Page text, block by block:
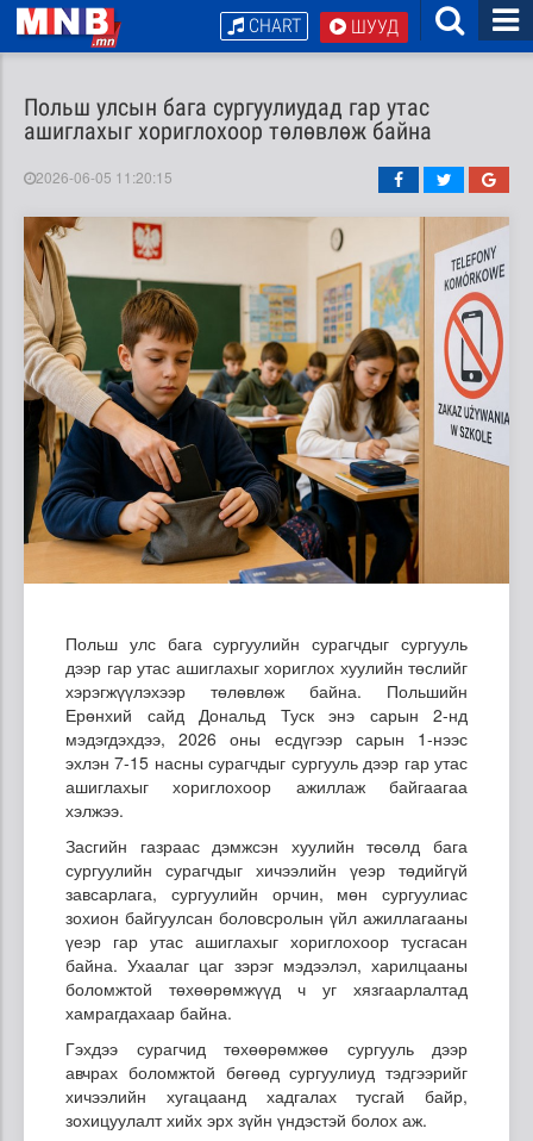
ШУУД
CHART
Польш улсын бага сургуулиудад гар утас
ашиглахыг хориглохоор төлөвлөж байна
2026-06-05 11:20:15
Польш улс бага сургуулийн сурагчдыг сургууль
дээр гар утас ашиглахыг хориглох хуулийн төслийг
хэрэгжүүлэхээр төлөвлөж байна. Польшийн
Ерөнхий сайд Дональд Туск энэ сарын 2-нд
мэдэгдэхдээ, 2026 оны есдүгээр сарын 1-нээс
эхлэн 7-15 насны сурагчдыг сургууль дээр гар утас
ашиглахыг хориглохоор ажиллаж байгаагаа
хэлжээ.
Засгийн газраас дэмжсэн хуулийн төсөлд бага
сургуулийн сурагчдыг хичээлийн үеэр төдийгүй
завсарлага, сургуулийн орчин, мөн сургуулиас
зохион байгуулсан боловсролын үйл ажиллагааны
үеэр гар утас ашиглахыг хориглохоор тусгасан
байна. Ухаалаг цаг зэрэг мэдээлэл, харилцааны
боломжтой төхөөрөмжүүд ч уг хязгаарлалтад
хамрагдахаар байна.
Гэхдээ сурагчид төхөөрөмжөө сургууль дээр
авчрах боломжтой бөгөөд сургуулиуд тэдгээрийг
хичээлийн хугацаанд хадгалах тусгай байр,
зохицуулалт хийх эрх зүйн үндэстэй болох аж.